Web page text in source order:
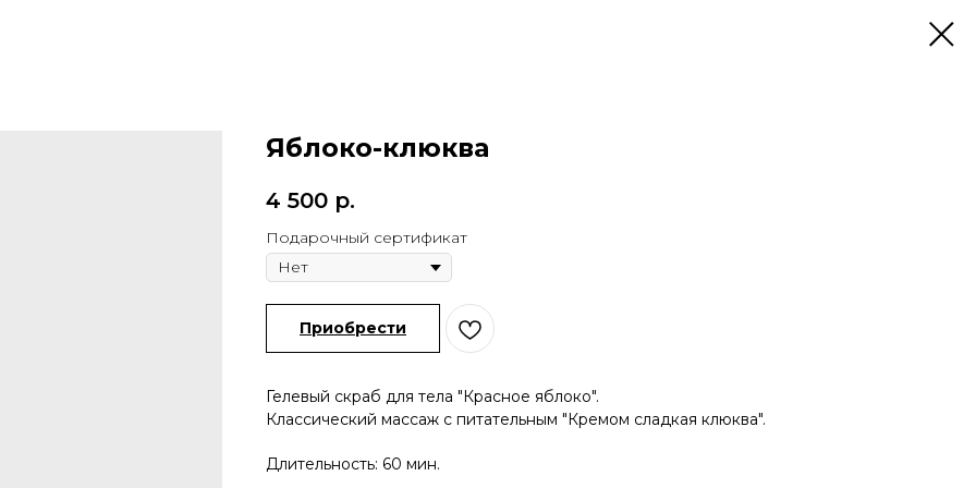
Яблоко-клюква
4 500 р.
Подарочный сертификат
Приобрести
Гелевый скраб для тела "Красное яблоко".
Классический массаж с питательным "Кремом сладкая клюква".
Длительность: 60 мин.